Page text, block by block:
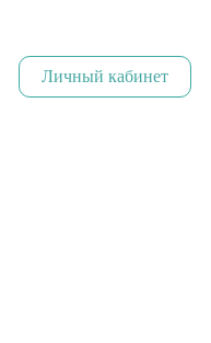
Личный кабинет